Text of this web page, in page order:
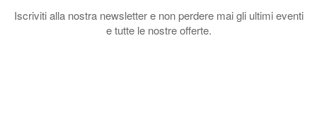
Iscriviti alla nostra newsletter e non perdere mai gli ultimi eventi
e tutte le nostre offerte.